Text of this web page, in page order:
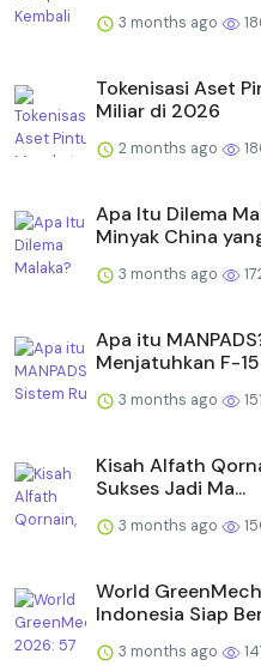
3 months ago
Tokenisasi Aset
Miliar di 2026
2 months ago
Apa Itu Dilema
Minyak China
3 months ago
Apa itu
Menjatuhkan F-15
3 months ago 151
Kisah Alfath
Sukses Jadi Ma...
3 months ago
World
Indonesia Siap
3 months ago